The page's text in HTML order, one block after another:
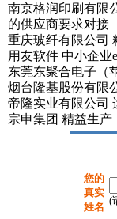
南京格润印刷有限
的供应商要求对接
重庆玻纤有限公司
用友软件 中小企业
东莞东聚合电子（
烟台隆基股份有限
帝隆实业有限公司
宗申集团 精益生产
您的
真实
姓名
(